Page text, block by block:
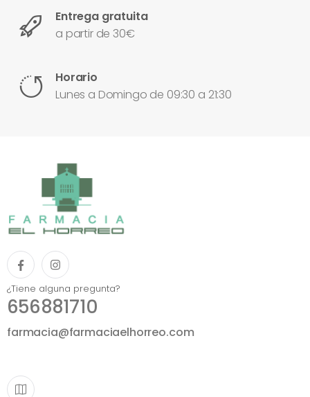
Entrega gratuita
a partir de 30€
Horario
Lunes a Domingo de 09:30 a 21:30
¿Tiene alguna pregunta?
656881710
farmacia@farmaciaelhorreo.com